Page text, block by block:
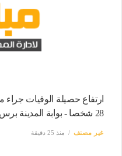
ارتفاع حصيلة الوفيات جراء
28 شخصا - بوابة المدينة برس
غير مصنف منذ 25 دقيقة